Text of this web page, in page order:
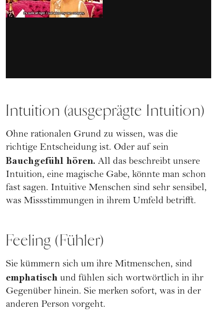
Intuition (ausgeprägte Intuition)
Ohne rationalen Grund zu wissen, was die
richtige Entscheidung ist. Oder auf sein
Bauchgefühl hören. All das beschreibt unsere
Intuition, eine magische Gabe, könnte man schon
fast sagen. Intuitive Menschen sind sehr sensibel,
was Missstimmungen in ihrem Umfeld betrifft.
Feeling (Fühler)
Sie kümmern sich um ihre Mitmenschen, sind
emphatisch und fühlen sich wortwörtlich in ihr
Gegenüber hinein. Sie merken sofort, was in der
anderen Person vorgeht.